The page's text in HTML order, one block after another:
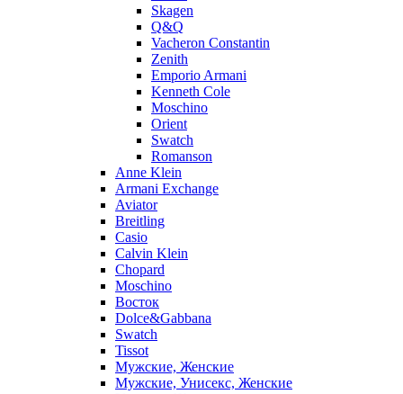
Skagen
Q&Q
Vacheron Constantin
Zenith
Emporio Armani
Kenneth Cole
Moschino
Orient
Swatch
Romanson
Anne Klein
Armani Exchange
Aviator
Breitling
Casio
Calvin Klein
Chopard
Moschino
Восток
Dolce&Gabbana
Swatch
Tissot
Мужские, Женские
Мужские, Унисекс, Женские